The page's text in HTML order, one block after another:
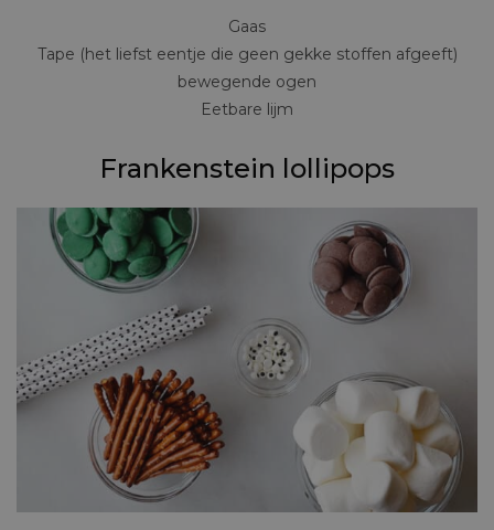
Gaas
Tape (het liefst eentje die geen gekke stoffen afgeeft)
bewegende ogen
Eetbare lijm
Frankenstein lollipops